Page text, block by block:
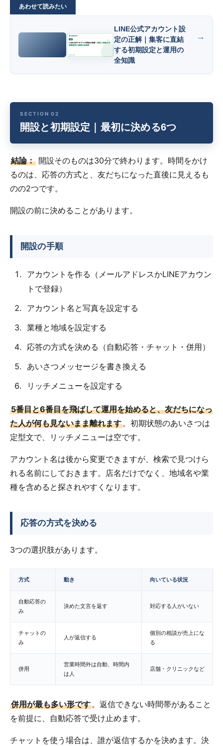
LINE公式アカウント設
定の正解｜集客に直結
する初期設定と運用の
全知識
開設と初期設定｜最初に決める6つ
結論： 開設そのものは30分で終わります。時間をかけ
るのは、応答の方式と、友だちになった直後に見えるも
のの2つです。
開設の前に決めることがあります。
開設の手順
アカウントを作る（メールアドレスかLINEアカウン
トで登録）
アカウント名と写真を設定する
業種と地域を設定する
応答の方式を決める（自動応答・チャット・併用）
あいさつメッセージを書き換える
リッチメニューを設定する
5番目と6番目を飛ばして運用を始めると、友だちになっ
た人が何も見ないまま離れます。初期状態のあいさつは
定型文で、リッチメニューは空です。
アカウント名は後から変更できますが、検索で見つけら
れる名前にしておきます。店名だけでなく、地域名や業
種を含めると探されやすくなります。
応答の方式を決める
3つの選択肢があります。
方式 動き 向いている状況
自動応答の
み
決めた文言を返す 対応する人がいない
チャットの
み
人が返信する
個別の相談が売上にな
る
併用
営業時間外は自動、時間内
は人
店舗・クリニックなど
併用が最も多い形です。返信できない時間帯があること
を前提に、自動応答で受け止めます。
チャットを使う場合は、誰が返信するかを決めます。決